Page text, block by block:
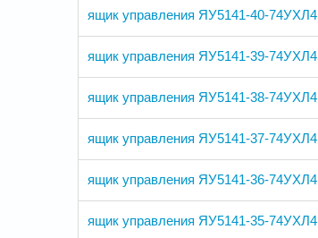
ящик управления ЯУ5141-40-74УХЛ4
ящик управления ЯУ5141-39-74УХЛ4
ящик управления ЯУ5141-38-74УХЛ4
ящик управления ЯУ5141-37-74УХЛ4
ящик управления ЯУ5141-36-74УХЛ4
ящик управления ЯУ5141-35-74УХЛ4